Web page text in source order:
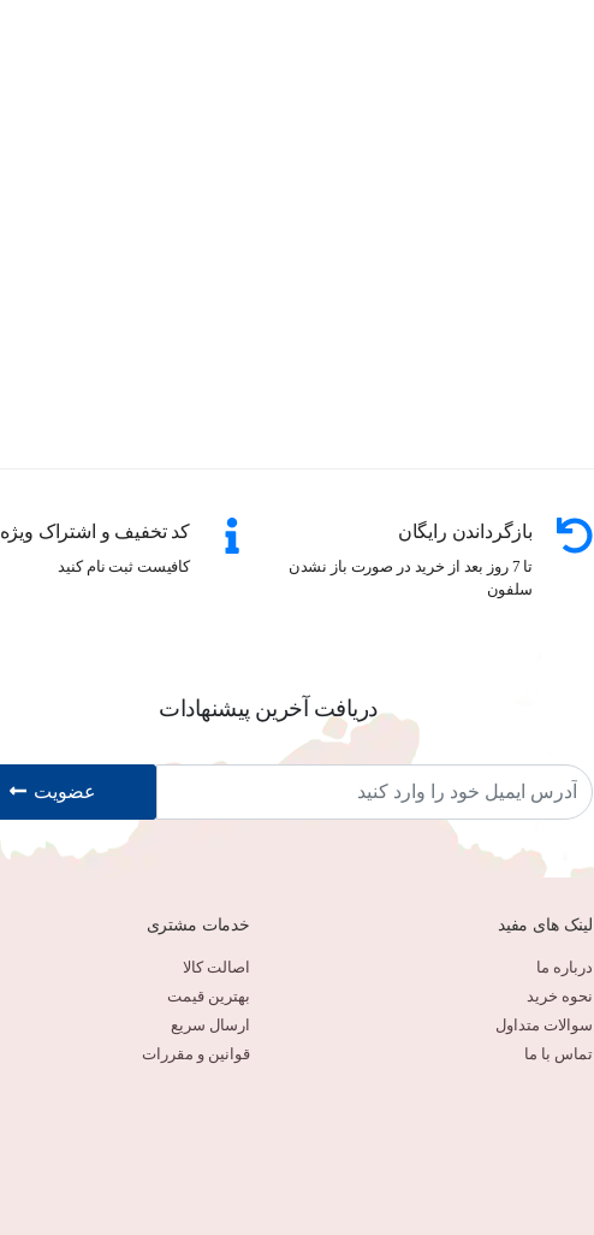
بازگرداندن رایگان
تا 7 روز بعد از خرید در صورت باز نشدن
سلفون
کد تخفیف و اشتراک ویژه
کافیست ثبت نام کنید
دریافت آخرین پیشنهادات
عضویت
لینک های مفید
درباره ما
نحوه خرید
سوالات متداول
تماس با ما
خدمات مشتری
اصالت کالا
بهترین قیمت
ارسال سریع
قوانین و مقررات